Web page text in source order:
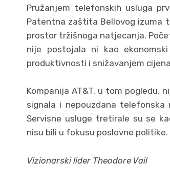
Pružanjem telefonskih usluga
Patentna zaštita Bellovog izuma
prostor tržišnoga natjecanja.
nije postojala ni kao
produktivnosti i snižavanjem
Kompanija AT&T, u tom pogledu,
signala i nepouzdana
Servisne usluge tretirale su se
nisu bili u fokusu poslovne
Vizionarski lider Theodore Vail